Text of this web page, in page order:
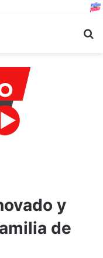
y
de